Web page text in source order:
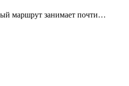
маршрут занимает почти…